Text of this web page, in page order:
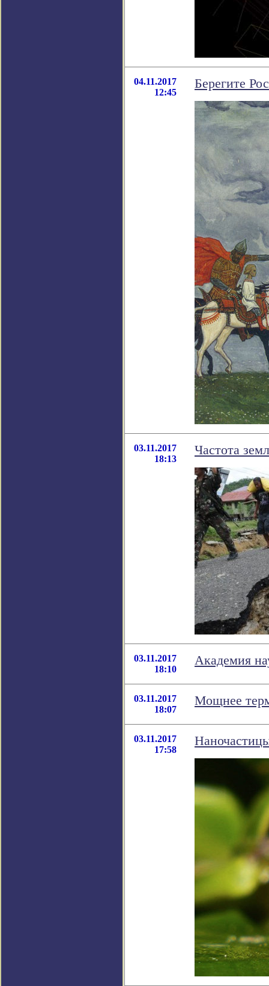
04.11.2017
12:45
Берегите
03.11.2017
18:13
Частота
03.11.2017
18:10
Академия
03.11.2017
18:07
Мощнее
03.11.2017
17:58